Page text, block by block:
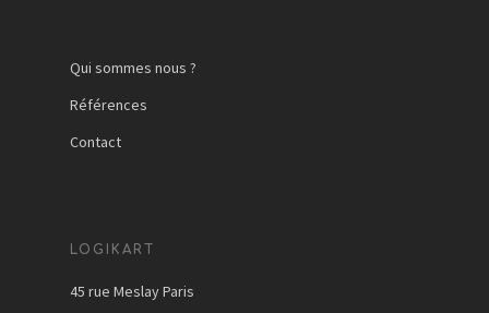
Qui sommes nous ?
Références
Contact
LOGIKART
45 rue Meslay Paris